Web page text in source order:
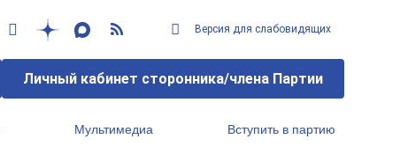
Версия для слабовидящих
Личный кабинет сторонника/члена Партии
Мультимедиа Вступить в партию